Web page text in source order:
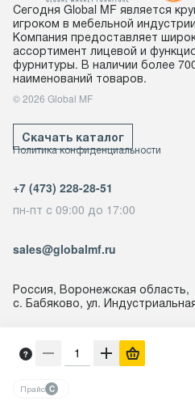
Прайс C
Сегодня Global MF является
игроком в мебельной
Компания предоставляет
ассортимент лицевой и
фурнитуры. В наличии более
наименований товаров.
© 2026 Global MF
Скачать каталог
Политика конфиденциальности
+7 (473) 228-28-51
пн-пт с 09:00 до 17:00
sales@globalmf.ru
Россия, Воронежская область,
с. Бабяково, ул.